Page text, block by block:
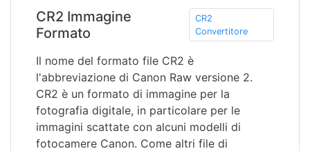
CR2 Immagine
Formato
CR2
Convertitore
Il nome del formato file CR2 è
l'abbreviazione di Canon Raw versione 2.
CR2 è un formato di immagine per la
fotografia digitale, in particolare per le
immagini scattate con alcuni modelli di
fotocamere Canon. Come altri file di